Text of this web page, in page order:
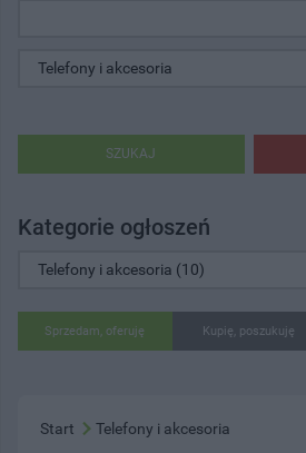
SZUKAJ
Kategorie ogłoszeń
Sprzedam, oferuję Kupię, poszukuję
Start Telefony i akcesoria